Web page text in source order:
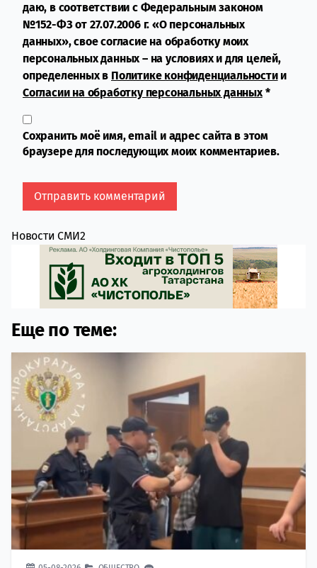
даю, в соответствии с Федеральным законом
№152-ФЗ от 27.07.2006 г. «О персональных
данных», свое согласие на обработку моих
персональных данных – на условиях и для целей,
определенных в Политике конфиденциальностии
Согласии на обработку персональных данных*
Сохранить моё имя, email и адрес сайта в этом
браузере для последующих моих комментариев.
Новости СМИ2
Еще по теме: